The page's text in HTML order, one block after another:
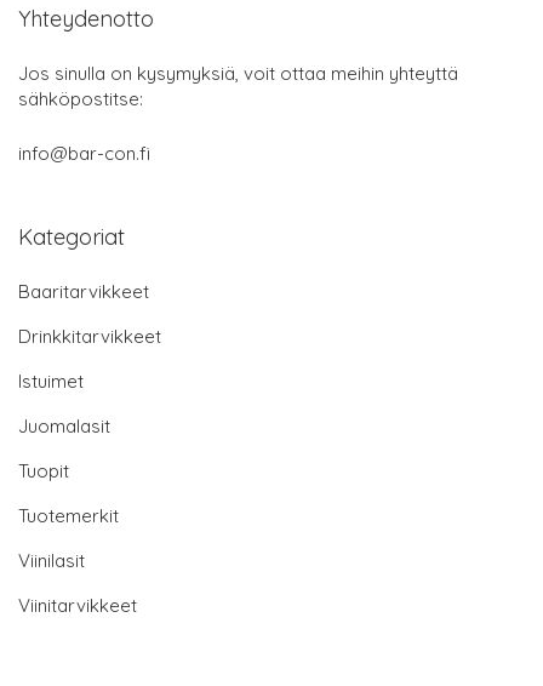
Yhteydenotto
Jos sinulla on kysymyksiä, voit ottaa meihin yhteyttä
sähköpostitse:
info@bar-con.fi
Kategoriat
Baaritarvikkeet
Drinkkitarvikkeet
Istuimet
Juomalasit
Tuopit
Tuotemerkit
Viinilasit
Viinitarvikkeet